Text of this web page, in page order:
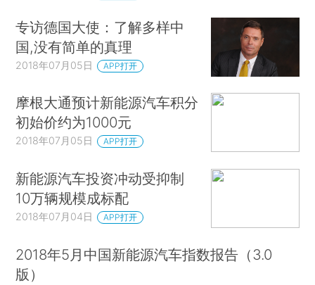
专访德国大使：了解多样中
国,没有简单的真理
2018年07月05日 APP打开
摩根大通预计新能源汽车积分
初始价约为1000元
2018年07月05日 APP打开
新能源汽车投资冲动受抑制
10万辆规模成标配
2018年07月04日 APP打开
2018年5月中国新能源汽车指数报告（3.0
版）